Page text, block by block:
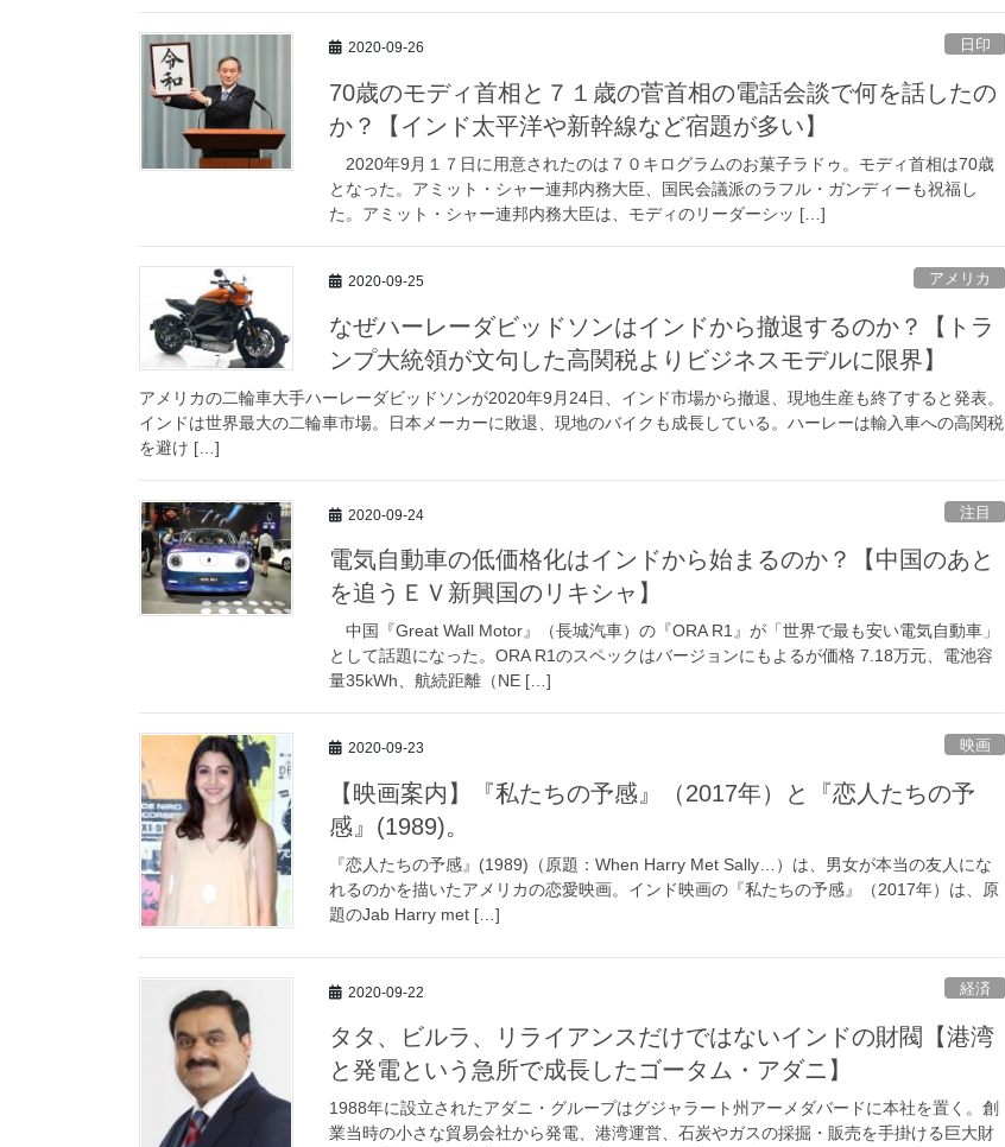
2020-09-26 日印
70歳のモディ首相と７１歳の菅首相の電話会談で何を話したの
か？【インド太平洋や新幹線など宿題が多い】
2020年9月１７日に用意されたのは７０キログラムのお菓子ラドゥ。モディ首相は70歳
となった。アミット・シャー連邦内務大臣、国民会議派のラフル・ガンディーも祝福し
た。アミット・シャー連邦内務大臣は、モディのリーダーシッ […]
2020-09-25 アメリカ
なぜハーレーダビッドソンはインドから撤退するのか？【トラ
ンプ大統領が文句した高関税よりビジネスモデルに限界】
アメリカの二輪車大手ハーレーダビッドソンが2020年9月24日、インド市場から撤退、現地生産も終了すると発表。
インドは世界最大の二輪車市場。日本メーカーに敗退、現地のバイクも成長している。ハーレーは輸入車への高関税
を避け […]
2020-09-24 注目
電気自動車の低価格化はインドから始まるのか？【中国のあと
を追うＥＶ新興国のリキシャ】
中国『Great Wall Motor』（長城汽車）の『ORA R1』が「世界で最も安い電気自動車」
として話題になった。ORA R1のスペックはバージョンにもよるが価格 7.18万元、電池容
量35kWh、航続距離（NE […]
2020-09-23 映画
【映画案内】『私たちの予感』（2017年）と『恋人たちの予
感』(1989)。
『恋人たちの予感』(1989)（原題：When Harry Met Sally…）は、男女が本当の友人にな
れるのかを描いたアメリカの恋愛映画。インド映画の『私たちの予感』（2017年）は、原
題のJab Harry met […]
2020-09-22 経済
タタ、ビルラ、リライアンスだけではないインドの財閥【港湾
と発電という急所で成長したゴータム・アダニ】
1988年に設立されたアダニ・グループはグジャラート州アーメダバードに本社を置く。創
業当時の小さな貿易会社から発電、港湾運営、石炭やガスの採掘・販売を手掛ける巨大財